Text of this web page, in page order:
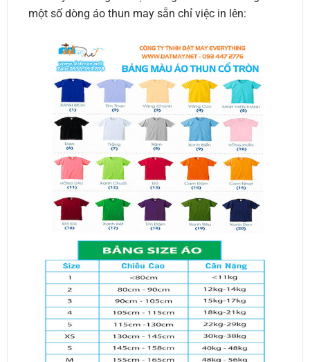
một số dòng áo thun may sẵn chỉ việc in lên: